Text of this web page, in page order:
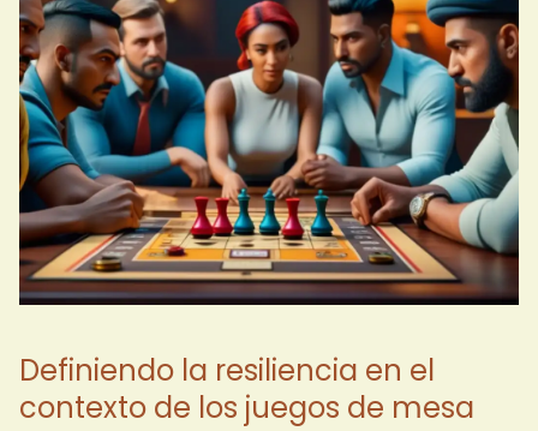
Definiendo la resiliencia en el
contexto de los juegos de mesa